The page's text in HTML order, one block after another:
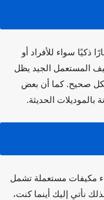
سواء للأفراد أو
المستعمل الجيد يظل
صحيح. كما أن بعض
الحديثة.
مستعملةتشمل
إليك أينما كنت،